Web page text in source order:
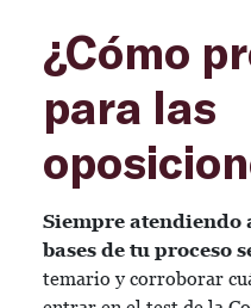
¿Cómo
para las
Siempre atendiendo
bases de tu proceso
temario y corroborar